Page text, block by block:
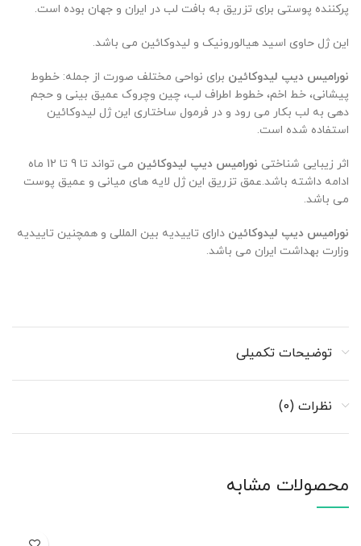
پرکننده پوستی برای تزریق به بافت لب در ایران و جهان بوده است.
این ژل حاوی اسید هیالورونیک و لیدوکائین می باشد.
نورامیس دیپ لیدوکائین برای نواحی مختلف صورت از جمله: خطوط
پیشانی، خط اخم، خطوط اطراف لب، چین وچروک عمیق بینی و حجم
دهی به لب بکار می رود و در فرمول ساختاری این ژل لیدوکائین
استفاده شده است.
اثر زیبایی شناختی نورامیس دیپ لیدوکائین
می تواند تا 9 تا 12 ماه
ادامه داشته باشد.عمق تزریق این ژل لایه های میانی و عمیق پوست
می باشد.
نورامیس دیپ لیدوکائین دارای تاییدیه بین المللی و همچنین تاییدیه
وزارت بهداشت ایران می باشد.
توضیحات تکمیلی
نظرات (0)
محصولات مشابه